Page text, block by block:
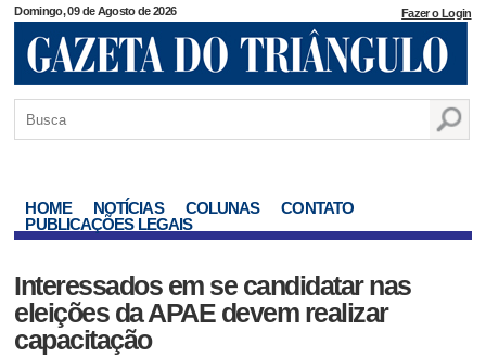
Domingo, 09 de Agosto de 2026 Fazer o Login
HOME NOTÍCIAS COLUNAS
CONTATO
PUBLICAÇÕES LEGAIS
Interessados em se candidatar nas
eleições da APAE devem realizar
capacitação